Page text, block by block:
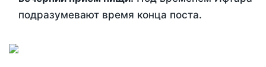
подразумевают время конца поста.